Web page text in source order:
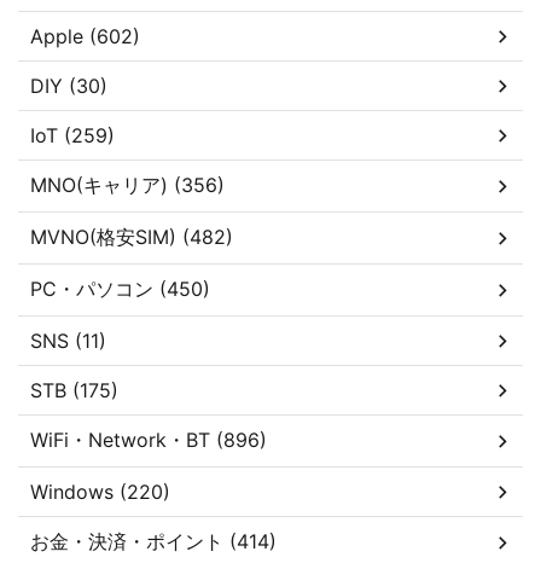
Apple (602)
DIY (30)
IoT (259)
MNO(キャリア) (356)
MVNO(格安SIM) (482)
PC・パソコン (450)
SNS (11)
STB (175)
WiFi・Network・BT (896)
Windows (220)
お金・決済・ポイント (414)